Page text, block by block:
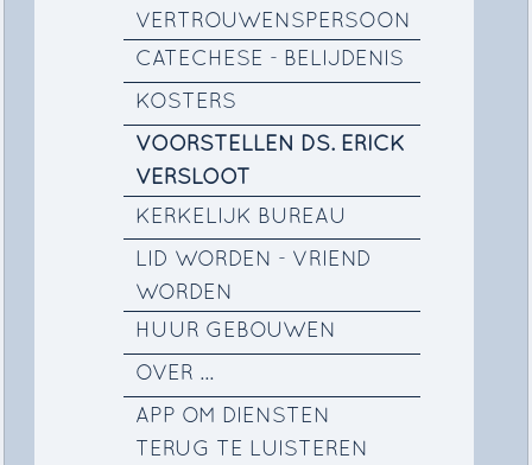
VERTROUWENSPERSOON
CATECHESE - BELIJDENIS
KOSTERS
VOORSTELLEN DS. ERICK
VERSLOOT
KERKELIJK BUREAU
LID WORDEN - VRIEND
WORDEN
HUUR GEBOUWEN
OVER ...
APP OM DIENSTEN
TERUG TE LUISTEREN